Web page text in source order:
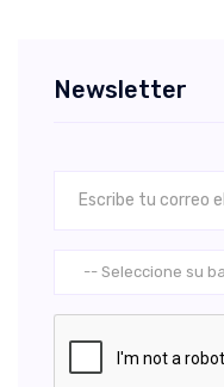
Newsletter